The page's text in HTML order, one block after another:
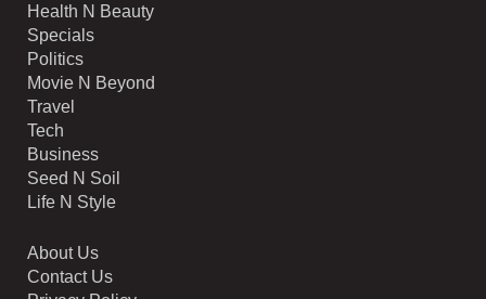
Health N Beauty
Specials
Politics
Movie N Beyond
Travel
Tech
Business
Seed N Soil
Life N Style
About Us
Contact Us